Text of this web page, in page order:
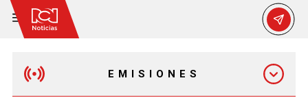
EMISIONES